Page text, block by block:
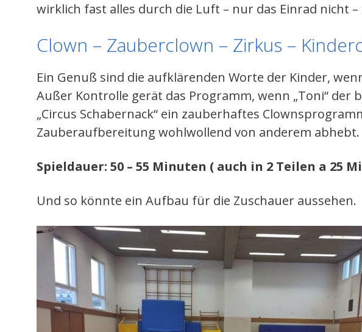
wirklich fast alles durch die Luft – nur das Einrad nicht
Clown – Zauberclown – Zirkus –
Ein Genuß sind die aufklärenden Worte der Kinder,
Außer Kontrolle gerät das Programm, wenn „Toni“
„Circus Schabernack“ ein zauberhaftes
Zauberaufbereitung wohlwollend von anderem abhebt.
Spieldauer: 50 – 55 Minuten ( auch in 2 Teilen a 25
Und so könnte ein Aufbau für die Zuschauer aussehen.